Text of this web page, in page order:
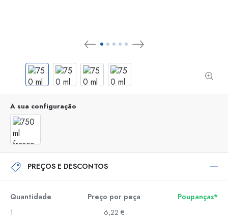
A sua configuração
PREÇOS E DESCONTOS
Quantidade Preço por peça
Poupanças*
1
6,22 €